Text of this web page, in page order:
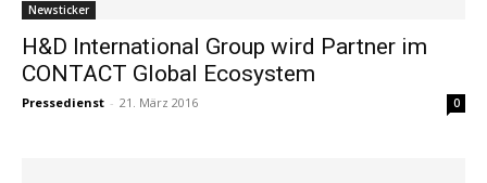
Newsticker
H&D International Group wird Partner im
CONTACT Global Ecosystem
Pressedienst - 21. März 2016 0